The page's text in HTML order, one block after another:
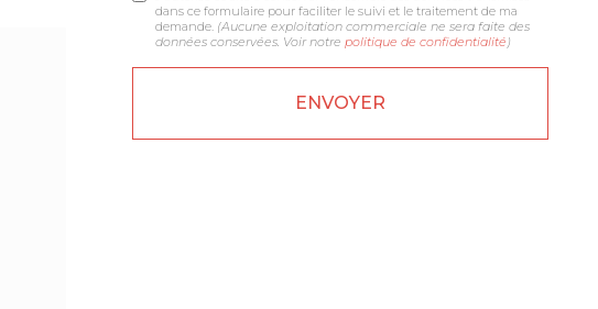
dans ce formulaire pour faciliter le suivi et le traitement de ma
demande. (Aucune exploitation commerciale ne sera faite des
données conservées. Voir notre politique de confidentialité )